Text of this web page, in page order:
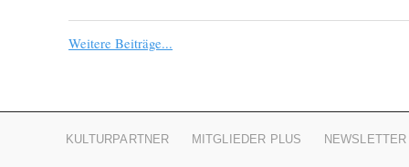
Weitere Beiträge...
KULTURPARTNER MITGLIEDER PLUS NEWSLETTER